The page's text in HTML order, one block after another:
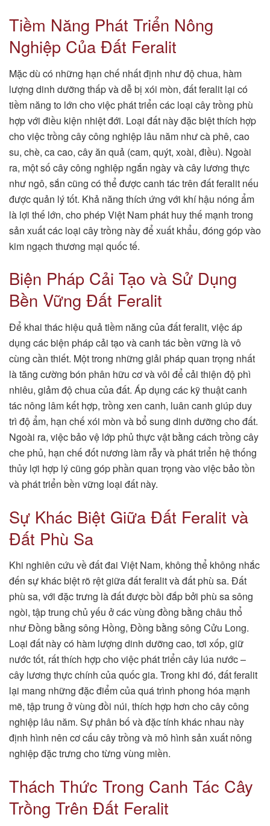
Tiềm Năng Phát Triển Nông
Nghiệp Của Đất Feralit
Mặc dù có những hạn chế nhất định như độ chua, hàm
lượng dinh dưỡng thấp và dễ bị xói mòn, đất feralit lại có
tiềm năng to lớn cho việc phát triển các loại cây trồng phù
hợp với điều kiện nhiệt đới. Loại đất này đặc biệt thích hợp
cho việc trồng cây công nghiệp lâu năm như cà phê, cao
su, chè, ca cao, cây ăn quả (cam, quýt, xoài, điều). Ngoài
ra, một số cây công nghiệp ngắn ngày và cây lương thực
như ngô, sắn cũng có thể được canh tác trên đất feralit nếu
được quản lý tốt. Khả năng thích ứng với khí hậu nóng ẩm
là lợi thế lớn, cho phép Việt Nam phát huy thế mạnh trong
sản xuất các loại cây trồng này để xuất khẩu, đóng góp vào
kim ngạch thương mại quốc tế.
Biện Pháp Cải Tạo và Sử Dụng
Bền Vững Đất Feralit
Để khai thác hiệu quả tiềm năng của đất feralit, việc áp
dụng các biện pháp cải tạo và canh tác bền vững là vô
cùng cần thiết. Một trong những giải pháp quan trọng nhất
là tăng cường bón phân hữu cơ và vôi để cải thiện độ phì
nhiêu, giảm độ chua của đất. Áp dụng các kỹ thuật canh
tác nông lâm kết hợp, trồng xen canh, luân canh giúp duy
trì độ ẩm, hạn chế xói mòn và bổ sung dinh dưỡng cho đất.
Ngoài ra, việc bảo vệ lớp phủ thực vật bằng cách trồng cây
che phủ, hạn chế đốt nương làm rẫy và phát triển hệ thống
thủy lợi hợp lý cũng góp phần quan trọng vào việc bảo tồn
và phát triển bền vững loại đất này.
Sự Khác Biệt Giữa Đất Feralit và
Đất Phù Sa
Khi nghiên cứu về đất đai Việt Nam, không thể không nhắc
đến sự khác biệt rõ rệt giữa đất feralit và đất phù sa. Đất
phù sa, với đặc trưng là đất được bồi đắp bởi phù sa sông
ngòi, tập trung chủ yếu ở các vùng đồng bằng châu thổ
như Đồng bằng sông Hồng, Đồng bằng sông Cửu Long.
Loại đất này có hàm lượng dinh dưỡng cao, tơi xốp, giữ
nước tốt, rất thích hợp cho việc phát triển cây lúa nước –
cây lương thực chính của quốc gia. Trong khi đó, đất feralit
lại mang những đặc điểm của quá trình phong hóa mạnh
mẽ, tập trung ở vùng đồi núi, thích hợp hơn cho cây công
nghiệp lâu năm. Sự phân bố và đặc tính khác nhau này
định hình nên cơ cấu cây trồng và mô hình sản xuất nông
nghiệp đặc trưng cho từng vùng miền.
Thách Thức Trong Canh Tác Cây
Trồng Trên Đất Feralit